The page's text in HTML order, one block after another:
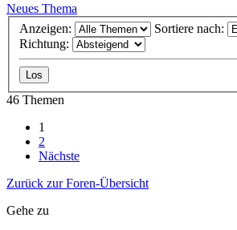
Neues Thema
Anzeigen:
Sortiere nach:
Richtung:
46 Themen
1
2
Nächste
Zurück zur Foren-Übersicht
Gehe zu